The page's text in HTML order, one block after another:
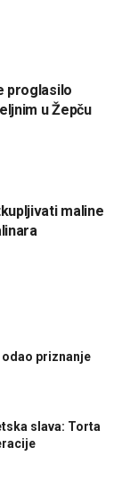
proglasilo
u Žepču
maline
priznanje
slava: Torta